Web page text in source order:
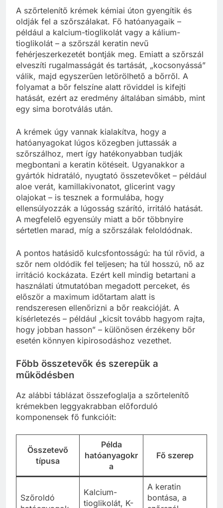
A szőrtelenítő krémek kémiai úton gyengítik és
oldják fel a szőrszálakat. Fő hatóanyagaik –
például a kalcium-tioglikolát vagy a kálium-
tioglikolát – a szőrszál keratin nevű
fehérjeszerkezetét bontják meg. Emiatt a szőrszál
elveszíti rugalmasságát és tartását, „kocsonyássá”
válik, majd egyszerűen letörölhető a bőrről. A
folyamat a bőr felszíne alatt röviddel is kifejti
hatását, ezért az eredmény általában simább, mint
egy sima borotválás után.
A krémek úgy vannak kialakítva, hogy a
hatóanyagokat lúgos közegben juttassák a
szőrszálhoz, mert így hatékonyabban tudják
megbontani a keratin kötéseit. Ugyanakkor a
gyártók hidratáló, nyugtató összetevőket – például
aloe verát, kamillakivonatot, glicerint vagy
olajokat – is tesznek a formulába, hogy
ellensúlyozzák a lúgosság szárító, irritáló hatását.
A megfelelő egyensúly miatt a bőr többnyire
sértetlen marad, míg a szőrszálak feloldódnak.
A pontos hatásidő kulcsfontosságú: ha túl rövid, a
szőr nem oldódik fel teljesen; ha túl hosszú, nő az
irritáció kockázata. Ezért kell mindig betartani a
használati útmutatóban megadott perceket, és
először a maximum időtartam alatt is
rendszeresen ellenőrizni a bőr reakcióját. A
kísérletezés – például „kicsit tovább hagyom rajta,
hogy jobban hasson” – különösen érzékeny bőr
esetén könnyen kipirosodáshoz vezethet.
Főbb összetevők és szerepük a
működésben
Az alábbi táblázat összefoglalja a szőrtelenítő
krémekben leggyakrabban előforduló
komponensek fő funkcióit:
Összetevő
típusa
Példa
hatóanyagokr
a
Fő szerep
Szőroldó
Kalcium-
tioglikolát, K-
A keratin
bontása, a